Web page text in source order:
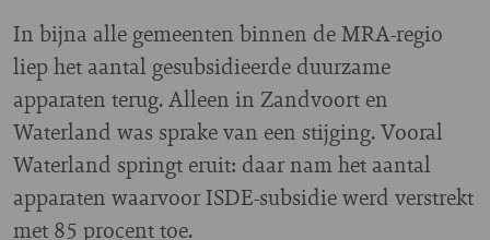
In bijna alle gemeenten binnen de MRA-regio
liep het aantal gesubsidieerde duurzame
apparaten terug. Alleen in Zandvoort en
Waterland was sprake van een stijging. Vooral
Waterland springt eruit: daar nam het aantal
apparaten waarvoor ISDE-subsidie werd verstrekt
met 85 procent toe.